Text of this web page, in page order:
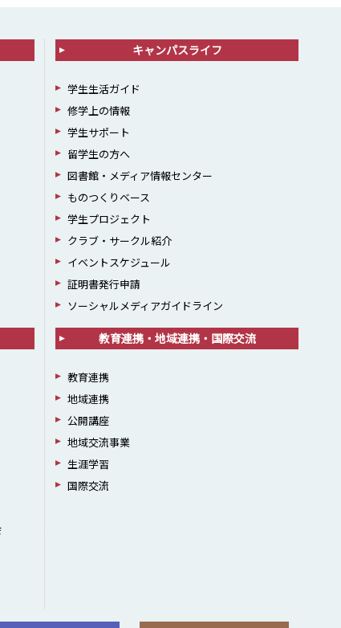
キャンパスライフ
学生生活ガイド
修学上の情報
学生サポート
留学生の方へ
図書館・メディア情報センター
ものつくりベース
学生プロジェクト
クラブ・サークル紹介
イベントスケジュール
証明書発行申請
ソーシャルメディアガイドライン
教育連携・地域連携・国際交流
教育連携
地域連携
公開講座
地域交流事業
生涯学習
国際交流